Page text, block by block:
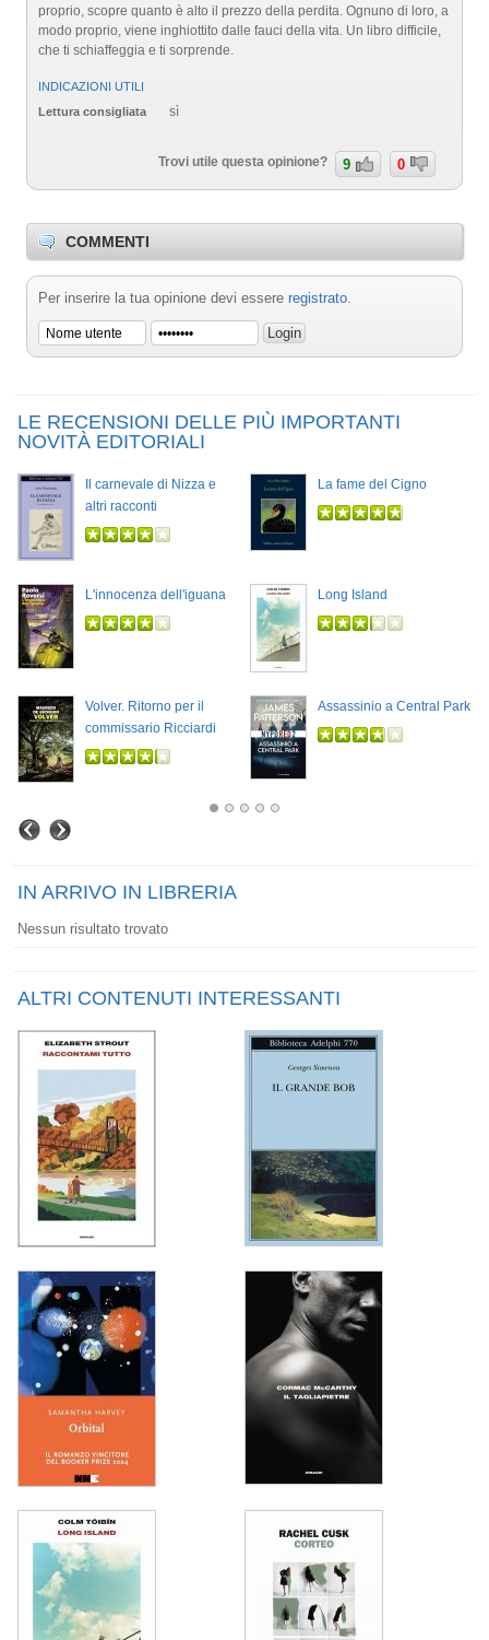
proprio, scopre quanto è alto il prezzo della perdita. Ognuno di loro, a
modo proprio, viene inghiottito dalle fauci della vita. Un libro difficile,
che ti schiaffeggia e ti sorprende.
INDICAZIONI UTILI
Lettura consigliata
sì
Trovi utile questa opinione? 9 0
COMMENTI
Per inserire la tua opinione devi essere registrato.
LE RECENSIONI DELLE PIÙ IMPORTANTI
NOVITÀ EDITORIALI
Il carnevale di Nizza e
altri racconti
La fame del Cigno
L'innocenza dell'iguana Long Island
Volver. Ritorno per il
commissario Ricciardi
Assassinio a Central Park
IN ARRIVO IN LIBRERIA
Nessun risultato trovato
ALTRI CONTENUTI INTERESSANTI